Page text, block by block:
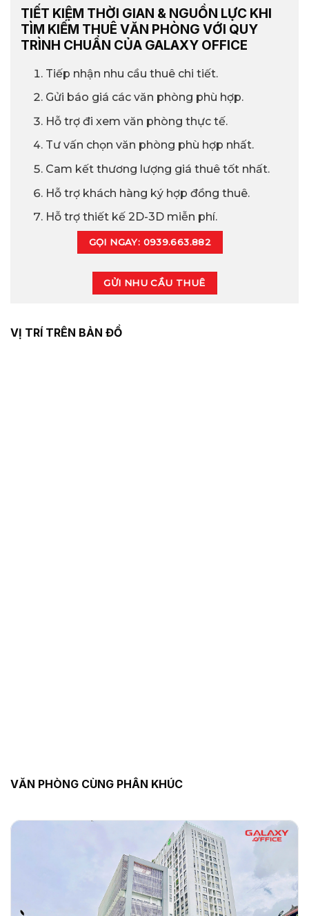
TIẾT KIỆM THỜI GIAN & NGUỒN LỰC KHI
TÌM KIẾM THUÊ VĂN PHÒNG VỚI QUY
TRÌNH CHUẨN CỦA GALAXY OFFICE
Tiếp nhận nhu cầu thuê chi tiết.
Gửi báo giá các văn phòng phù hợp.
Hỗ trợ đi xem văn phòng thực tế.
Tư vấn chọn văn phòng phù hợp nhất.
Cam kết thương lượng giá thuê tốt nhất.
Hỗ trợ khách hàng ký hợp đồng thuê.
Hỗ trợ thiết kế 2D-3D miễn phí.
GỌI NGAY: 0939.663.882
GỬI NHU CẦU THUÊ
VỊ TRÍ TRÊN BẢN ĐỒ
VĂN PHÒNG CÙNG PHÂN KHÚC